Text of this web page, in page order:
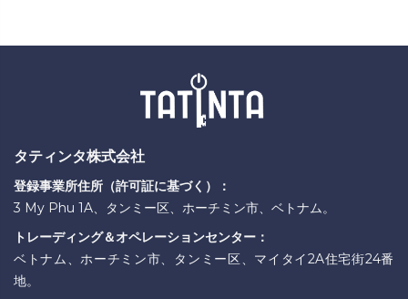
タティンタ株式会社
登録事業所住所（許可証に基づく）：
3 My Phu 1A、タンミー区、ホーチミン市、ベトナム。
トレーディング＆オペレーションセンター：
ベトナム、ホーチミン市、タンミー区、マイタイ2A住宅街24番
地。